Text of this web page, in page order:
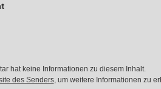
hat keine Informationen zu diesem Inhalt.
des Senders, um weitere Informationen zu